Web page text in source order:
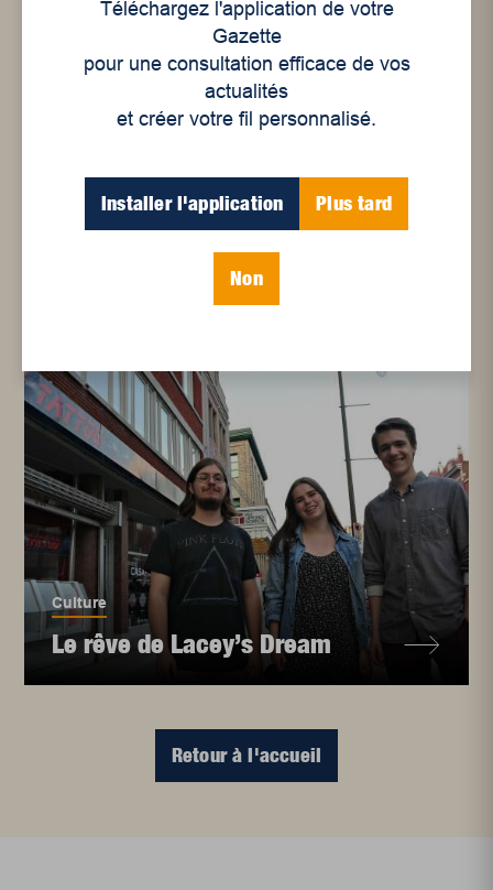
Guy Brière, le dessinateur
Culture
Le rêve de Lacey’s Dream
Retour à l'accueil
Téléchargez l'application de votre
Gazette
pour une consultation efficace de vos
actualités
et créer votre fil personnalisé.
Installer l'application Plus tard
Non